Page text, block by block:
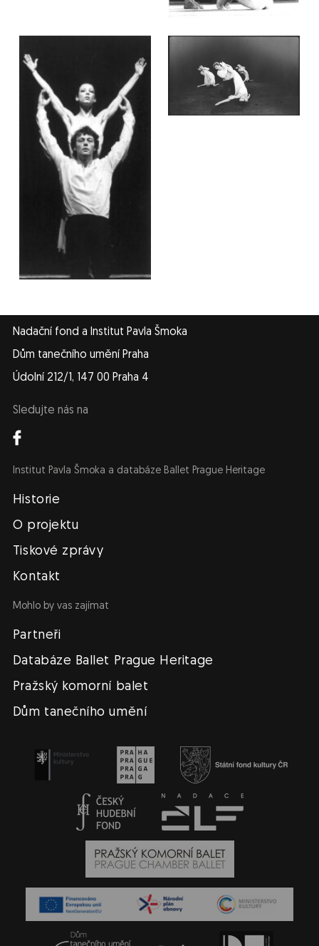
Nadační fond a Institut Pavla Šmoka
Dům tanečního umění Praha
Údolní 212/1, 147 00 Praha 4
Sledujte nás na
Navigace
Institut Pavla Šmoka a databáze Ballet Prague Heritage
Historie
O projektu
Tiskové zprávy
Kontakt
Mohlo by vas zajímat
Partneři
Databáze Ballet Prague Heritage
Pražský komorní balet
Dům tanečního umění